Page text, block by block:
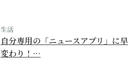
生活
自分専用の「ニュースアプリ」に早
変わり！…